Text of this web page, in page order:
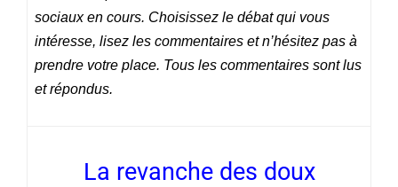
sociaux en cours. Choisissez le débat qui vous
intéresse, lisez les commentaires et n’hésitez pas à
prendre votre place. Tous les commentaires sont lus
et répondus.
La revanche des doux